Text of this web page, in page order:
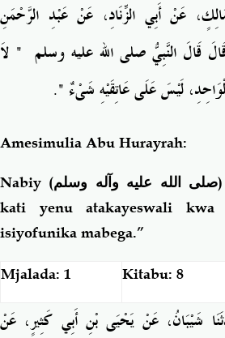
عَنْ أَبِي الزِّنَادِ، عَنْ عَبْدِ الرَّحْمَنِ
قَالَ النَّبِيُّ صلى الله عليه وسلم " ‏ لاَ
لَيْسَ عَلَى عَاتِقَيْهِ شَىْءٌ "
‏‏.‏
Amesimulia Abu Hurayrah:
Nabiy (صلى الله عليه وآله وسلم
kati yenu atakayeswali
isiyofunika mabega.”
Mjalada: 1 Kitabu: 8
شَيْبَانُ، عَنْ يَحْيَى بْنِ أَبِي كَثِيرٍ، عَنْ